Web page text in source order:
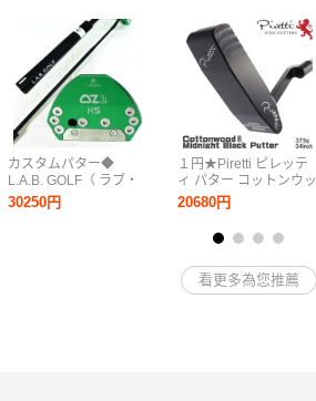
ークローバー33イン
チ ヘッドカバー付き
カスタムパター◆
L.A.B. GOLF（ ラブ・
ゴルフ ） OZ.1i HS グ
リーン◆ 34インチ◆ ネ
30250円
１円★Piretti ピレッテ
ィ パター コットンウッ
ド 2 ミッドナイトブラ
ック 375g/34インチ
★Cottonwood 2
Midnight Black★
20680円
看更多為您推薦